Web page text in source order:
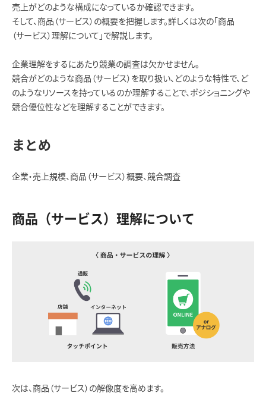
売上がどのような構成になっているか確認できます。
そして、商品（サービス）の概要を把握します。詳しくは次の「商品
（サービス）理解について」で解説します。
企業理解をするにあたり競業の調査は欠かせません。
競合がどのような商品（サービス）を取り扱い、どのような特性で、ど
のようなリソースを持っているのか理解することで、ポジショニングや
競合優位性などを理解することができます。
まとめ
企業・売上規模、商品（サービス）概要、競合調査
商品（サービス）理解について
次は、商品（サービス）の解像度を高めます。